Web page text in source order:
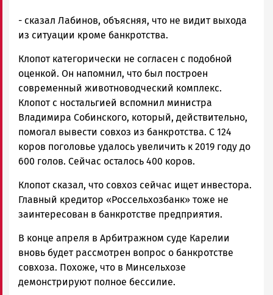
- сказал Лабинов, объясняя, что не видит выхода
из ситуации кроме банкротства.
Клопот категорически не согласен с подобной
оценкой. Он напомнил, что был построен
современный животноводческий комплекс.
Клопот с ностальгией вспомнил министра
Владимира Собинского, который, действительно,
помогал вывести совхоз из банкротства. С 124
коров поголовье удалось увеличить к 2019 году до
600 голов. Сейчас осталось 400 коров.
Клопот сказал, что совхоз сейчас ищет инвестора.
Главный кредитор «Россельхозбанк» тоже не
заинтересован в банкротстве предприятия.
В конце апреля в Арбитражном суде Карелии
вновь будет рассмотрен вопрос о банкротстве
совхоза. Похоже, что в Минсельхозе
демонстрируют полное бессилие.